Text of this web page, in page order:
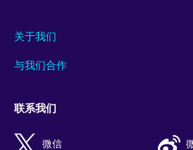
关于我们
与我们合作
联系我们
微信